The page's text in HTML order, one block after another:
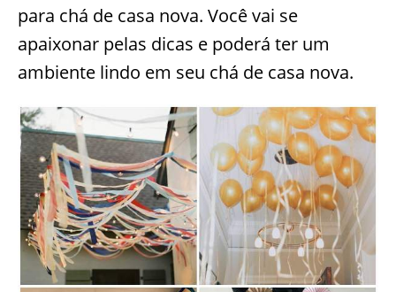
para chá de casa nova. Você vai se
apaixonar pelas dicas e poderá ter um
ambiente lindo em seu chá de casa nova.